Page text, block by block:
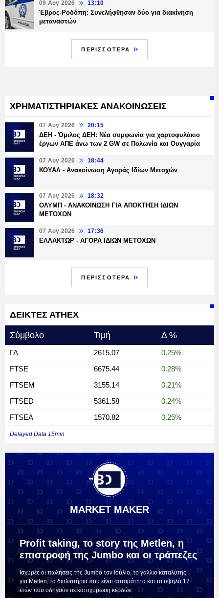
MARKET MAKER
Profit taking, το story της Metlen, η
επιστροφή της Jumbo και οι τράπεζες
Ισχυρές οι πωλήσεις της Jumbo τον Ιούλιο, το γάλλιο καταλύτης
για Metlen, τα διυλιστήρια που είναι ασταμάτητα και τα υψηλά 17
ετών που οδηγούν σε κατοχύρωση κερδών.
09 Αυγ 2026 13:10
Έβρος-Ροδόπη: Συνελήφθησαν δύο για διακίνηση
μεταναστών
ΠΕΡΙΣΣΟΤΕΡΑ
ΧΡΗΜΑΤΙΣΤΗΡΙΑΚΕΣ ΑΝΑΚΟΙΝΩΣΕΙΣ
07 Αυγ 2026 20:15
ΔΕΗ - Όμιλος ΔΕΗ: Νέα συμφωνία για χαρτοφυλάκιο
έργων ΑΠΕ άνω των 2 GW σε Πολωνία και Ουγγαρία
07 Αυγ 2026 18:44
ΚΟΥΑΛ - Ανακοίνωση Αγοράς Ιδίων Μετοχών
07 Αυγ 2026 18:32
ΟΛΥΜΠ - ΑΝΑΚΟΙΝΩΣΗ ΓΙΑ ΑΠΟΚΤΗΣΗ ΙΔΙΩΝ
ΜΕΤΟΧΩΝ
07 Αυγ 2026 17:36
ΕΛΛΑΚΤΩΡ - ΑΓΟΡΑ ΙΔΙΩΝ ΜΕΤΟΧΩΝ
ΠΕΡΙΣΣΟΤΕΡΑ
ΔΕΙΚΤΕΣ ΑΤΗΕΧ
Σύμβολο Τιμή Δ %
ΓΔ 2615.07
0.25%
FTSE
6675.44
0.28%
FTSEM
3155.14
0.21%
FTSED
5361.58
0.24%
FTSEA
1570.82 0.25%
Delayed Data 15min